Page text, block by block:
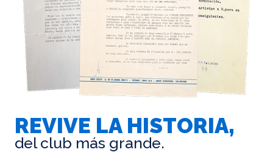
REVIVE LA HISTORIA,
del club más grande.